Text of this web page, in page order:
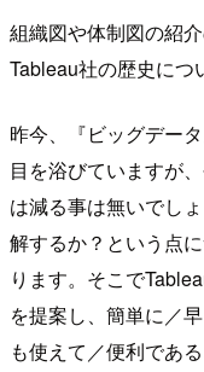
組織図や体制図の紹
Tableau社の歴史につ
昨今、『ビッグデー
目を浴びていますが
は減る事は無いでし
解するか？という点
ります。そこで
を提案し、簡単に／
も使えて／便利であ